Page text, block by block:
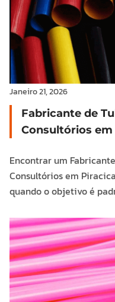
Janeiro 21, 2026
Fabricante de
Consultórios em
Encontrar um
Consultórios em
quando o objetivo é